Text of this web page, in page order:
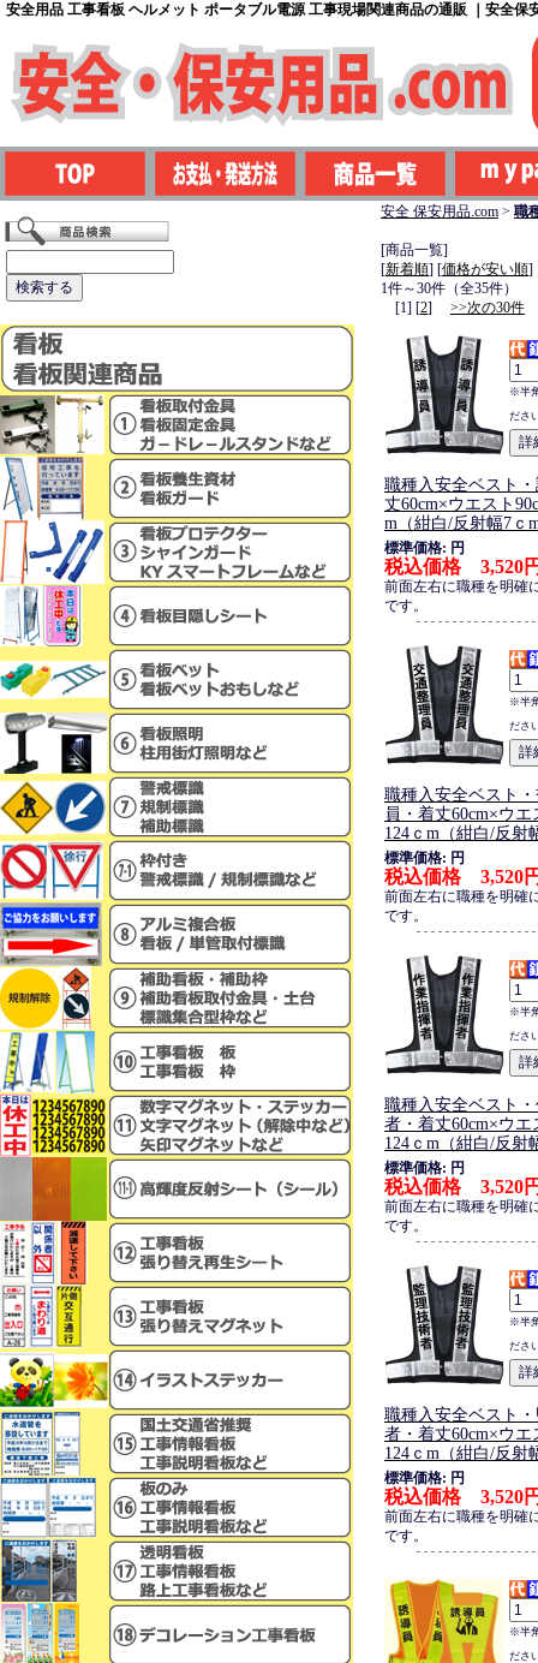
安全用品 工事看板 ヘルメット ポータブル電源 工事現場関連商品の通販 ｜安全保
安全 保安用品.com > 職
[商品一覧]
[新着順] [価格が安い順]
1件～30件（全35件）
[1] [2] >>次の30件
※半
ださ
職種入安全ベスト
丈60cm×ウエスト
m（紺白/反射幅7ｃ
標準価格: 円
税込価格 3,520
前面左右に職種を明確
です。
※半
ださ
職種入安全ベスト
員・着丈60cm×ウエ
124ｃm（紺白/反射
標準価格: 円
税込価格 3,520
前面左右に職種を明確
です。
※半
ださ
職種入安全ベスト
者・着丈60cm×ウエ
124ｃm（紺白/反射
標準価格: 円
税込価格 3,520
前面左右に職種を明確
です。
※半
ださ
職種入安全ベスト
者・着丈60cm×ウエ
124ｃm（紺白/反射
標準価格: 円
税込価格 3,520
前面左右に職種を明確
です。
※半
ださ